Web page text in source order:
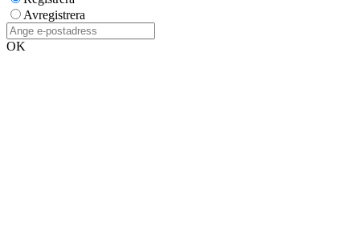
Avregistrera
OK